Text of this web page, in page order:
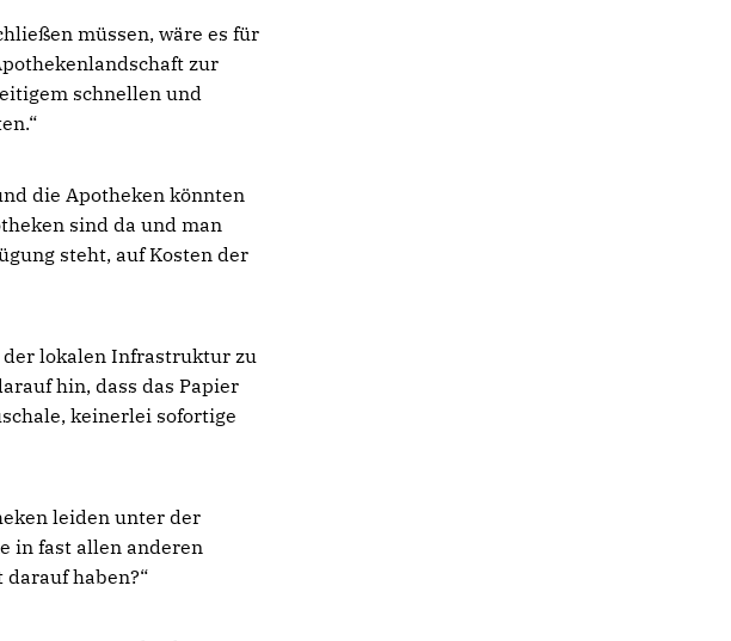
müssen, wäre es für
zur
schnellen und
die Apotheken könnten
sind da und man
steht, auf Kosten der
lokalen Infrastruktur zu
hin, dass das Papier
keinerlei sofortige
leiden unter der
in fast allen anderen
haben?“